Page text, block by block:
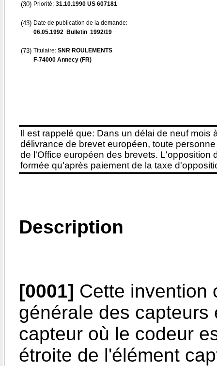
(30) Priorité: 31.10.1990 US 607181
(43) Date de publication de la demande:
06.05.1992 Bulletin 1992/19
(73) Titulaire: SNR ROULEMENTS
F-74000 Annecy (FR)
Il est rappelé que: Dans un délai de neuf
délivrance de brevet européen, toute
de l'Office européen des brevets. L'opposition
formée qu'après paiement de la taxe
Description
[0001] Cette invention
générale des
capteur où le codeur
étroite de l'élément